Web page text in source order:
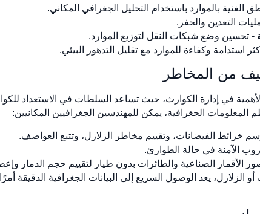
الغنية بالموارد باستخدام التحليل الجغرافي المكاني.
التعدين والحفر.
- تحسين وضع شبكات النقل لتوزيع الموارد.
وكفاءة للموارد مع تقليل التدهور البيئي.
في إدارة الكوارث، حيث تساعد السلطات في الاستعداد
المعلومات الجغرافية، يمكن للمهندسين الجغرافيين المكانيين:
خرائط الفيضانات، وتقييم مخاطر الزلازل، وتتبع العواصف.
الآمنة في حالة الطوارئ.
الأقمار الصناعية والطائرات بدون طيار لتقييم حجم الدمار
أو الزلازل، يعد الوصول السريع إلى البيانات الجغرافية الدقيقة